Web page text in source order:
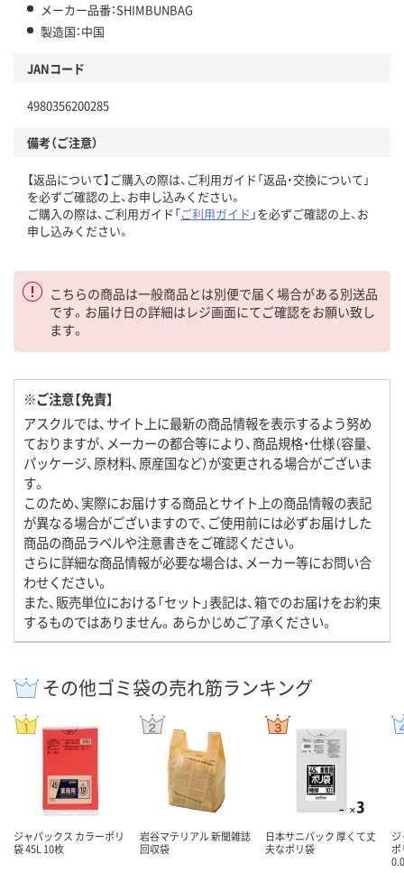
メーカー品番：SHIMBUNBAG
製造国：中国
JANコード
4980356200285
備考（ご注意）
【返品について】ご購入の際は、ご利用ガイド「返品・交換について」
を必ずご確認の上、お申し込みください。
ご購入の際は、ご利用ガイド「ご利用ガイド 」を必ずご確認の上、お
申し込みください。
こちらの商品は一般商品とは別便で届く場合がある別送品
です。お届け日の詳細はレジ画面にてご確認をお願い致し
ます。
※ご注意【免責】
アスクルでは、サイト上に最新の商品情報を表示するよう努め
ておりますが、メーカーの都合等により、商品規格・仕様（容量、
パッケージ、原材料、原産国など）が変更される場合がございま
す。
このため、実際にお届けする商品とサイト上の商品情報の表記
が異なる場合がございますので、ご使用前には必ずお届けした
商品の商品ラベルや注意書きをご確認ください。
さらに詳細な商品情報が必要な場合は、メーカー等にお問い合
わせください。
また、販売単位における「セット」表記は、箱でのお届けをお約束
するものではありません。あらかじめご了承ください。
その他ゴミ袋の売れ筋ランキング
ジャパックス カラーポリ
袋 45L 10枚
岩谷マテリアル 新聞雑誌
回収袋
日本サニパック 厚くて丈
夫なポリ袋
ポ